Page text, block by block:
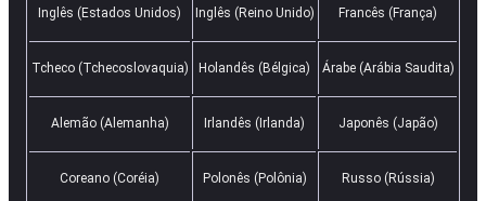
Inglês (Estados Unidos) Inglês (Reino Unido) Francês (França)
Tcheco (Tchecoslovaquia) Holandês (Bélgica) Árabe (Arábia Saudita)
Alemão (Alemanha) Irlandês (Irlanda) Japonês (Japão)
Coreano (Coréia) Polonês (Polônia) Russo (Rússia)